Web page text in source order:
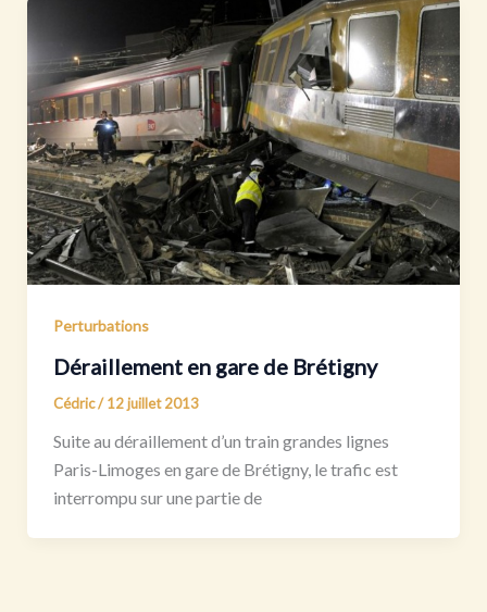
Perturbations
Déraillement en gare de Brétigny
Cédric/12 juillet 2013
Suite au déraillement d’un train grandes lignes
Paris-Limoges en gare de Brétigny, le trafic est
interrompu sur une partie de